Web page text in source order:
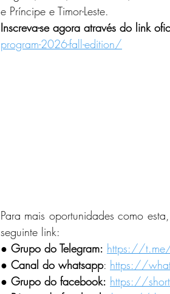
e Príncipe e Timor-Leste.
Inscreva-se agora através do link
program-2026-fall-edition/
Para mais oportunidades como
seguinte link:
● Grupo do Telegram: https://t.me/
● Canal do whatsapp: https://
● Grupo do facebook: https://